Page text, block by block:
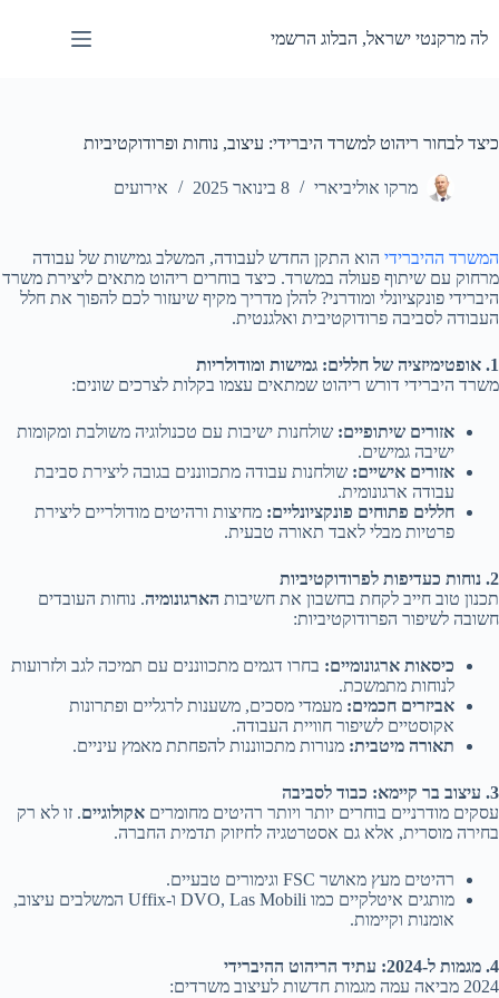
content
לה מרקנטי ישראל, הבלוג הרשמי
כיצד לבחור ריהוט למשרד היברידי: עיצוב, נוחות ופרודוקטיביות
מרקו אוליביארי 8 בינואר 2025 אירועים
המשרד ההיברידי הוא התקן החדש לעבודה, המשלב גמישות של עבודה
מרחוק עם שיתוף פעולה במשרד. כיצד בוחרים ריהוט מתאים ליצירת משרד
היברידי פונקציונלי ומודרני? להלן מדריך מקיף שיעזור לכם להפוך את חלל
העבודה לסביבה פרודוקטיבית ואלגנטית.
1. אופטימיזציה של חללים: גמישות ומודולריות
משרד היברידי דורש ריהוט שמתאים עצמו בקלות לצרכים שונים:
אזורים שיתופיים: שולחנות ישיבות עם טכנולוגיה משולבת ומקומות
ישיבה גמישים.
אזורים אישיים: שולחנות עבודה מתכווננים בגובה ליצירת סביבת
עבודה ארגונומית.
חללים פתוחים פונקציונליים: מחיצות ורהיטים מודולריים ליצירת
פרטיות מבלי לאבד תאורה טבעית.
2. נוחות כעדיפות לפרודוקטיביות
תכנון טוב חייב לקחת בחשבון את חשיבות הארגונומיה. נוחות העובדים
חשובה לשיפור הפרודוקטיביות:
כיסאות ארגונומיים: בחרו דגמים מתכווננים עם תמיכה לגב ולזרועות
לנוחות מתמשכת.
אביזרים חכמים: מעמדי מסכים, משענות לרגליים ופתרונות
אקוסטיים לשיפור חוויית העבודה.
תאורה מיטבית: מנורות מתכווננות להפחתת מאמץ עיניים.
3. עיצוב בר קיימא: כבוד לסביבה
עסקים מודרניים בוחרים יותר ויותר רהיטים מחומרים אקולוגיים. זו לא רק
בחירה מוסרית, אלא גם אסטרטגיה לחיזוק תדמית החברה.
רהיטים מעץ מאושר FSC וגימורים טבעיים.
מותגים איטלקיים כמו DVO, Las Mobili ו-Uffix המשלבים עיצוב,
אומנות וקיימות.
4. מגמות ל-2024: עתיד הריהוט ההיברידי
2024 מביאה עמה מגמות חדשות לעיצוב משרדים: